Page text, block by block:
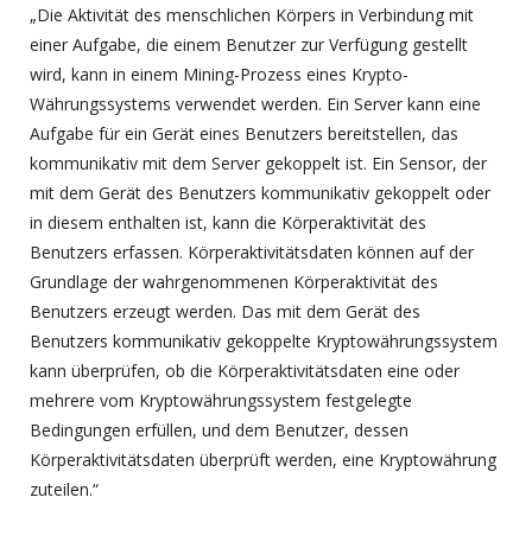
„Die Aktivität des menschlichen Körpers in Verbindung mit
einer Aufgabe, die einem Benutzer zur Verfügung gestellt
wird, kann in einem Mining-Prozess eines Krypto-
Währungssystems verwendet werden. Ein Server kann eine
Aufgabe für ein Gerät eines Benutzers bereitstellen, das
kommunikativ mit dem Server gekoppelt ist. Ein Sensor, der
mit dem Gerät des Benutzers kommunikativ gekoppelt oder
in diesem enthalten ist, kann die Körperaktivität des
Benutzers erfassen. Körperaktivitätsdaten können auf der
Grundlage der wahrgenommenen Körperaktivität des
Benutzers erzeugt werden. Das mit dem Gerät des
Benutzers kommunikativ gekoppelte Kryptowährungssystem
kann überprüfen, ob die Körperaktivitätsdaten eine oder
mehrere vom Kryptowährungssystem festgelegte
Bedingungen erfüllen, und dem Benutzer, dessen
Körperaktivitätsdaten überprüft werden, eine Kryptowährung
zuteilen.“